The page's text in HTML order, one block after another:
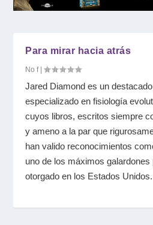
Para mirar hacia atrás
No f|
Jared Diamond es un
especializado en fisiología
cuyos libros, escritos siempre
y ameno a la par que
han valido reconocimientos
uno de los máximos galardones
otorgado en los Estados Unidos.